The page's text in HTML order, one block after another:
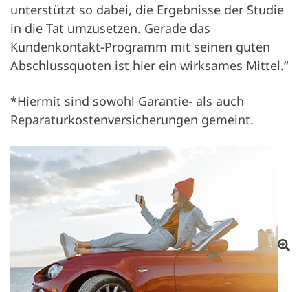
unterstützt so dabei, die Ergebnisse der Studie
in die Tat umzusetzen. Gerade das
Kundenkontakt-Programm mit seinen guten
Abschlussquoten ist hier ein wirksames Mittel.“
*Hiermit sind sowohl Garantie- als auch
Reparaturkostenversicherungen gemeint.